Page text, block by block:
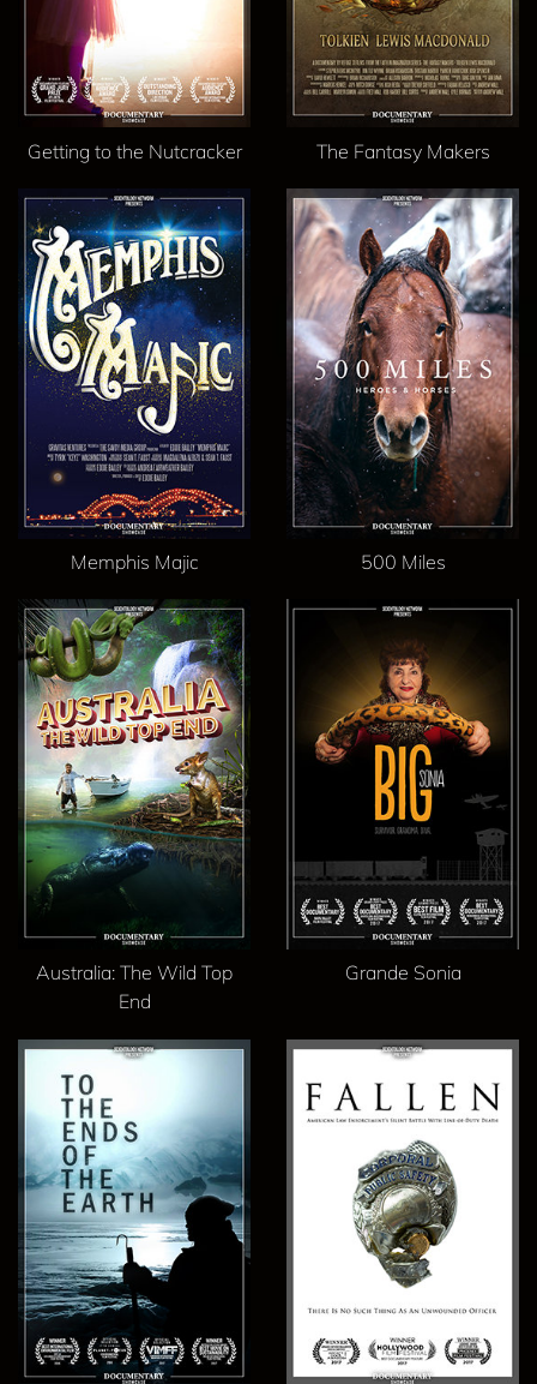
Getting to the Nutcracker The Fantasy Makers
Memphis Majic 500 Miles
Australia: The Wild Top
End
Grande Sonia